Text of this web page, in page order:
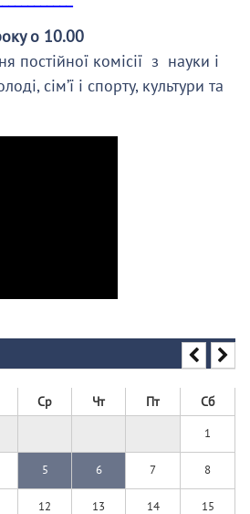
о 10.00
постійної комісії з науки і
сім’ї і спорту, культури та
Ср Чт Пт Сб
1
5 6 7 8
12 13 14 15